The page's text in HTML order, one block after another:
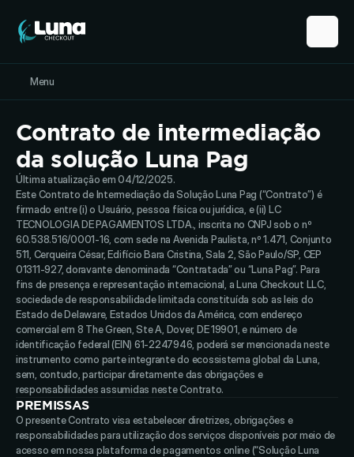
Contrato de intermediação
da solução Luna Pag
Última atualização em 04/12/2025.
Este Contrato de Intermediação da Solução Luna Pag (“Contrato”) é
firmado entre (i) o Usuário, pessoa física ou jurídica, e (ii) LC
TECNOLOGIA DE PAGAMENTOS LTDA., inscrita no CNPJ sob o nº
60.538.516/0001-16, com sede na Avenida Paulista, nº 1.471, Conjunto
511, Cerqueira César, Edifício Bara Cristina, Sala 2, São Paulo/SP, CEP
01311-927, doravante denominada “Contratada” ou “Luna Pag”. Para
fins de presença e representação internacional, a Luna Checkout LLC,
sociedade de responsabilidade limitada constituída sob as leis do
Estado de Delaware, Estados Unidos da América, com endereço
comercial em 8 The Green, Ste A, Dover, DE 19901, e número de
identificação federal (EIN) 61-2247946, poderá ser mencionada neste
instrumento como parte integrante do ecossistema global da Luna,
sem, contudo, participar diretamente das obrigações e
responsabilidades assumidas neste Contrato.
PREMISSAS
O presente Contrato visa estabelecer diretrizes, obrigações e
responsabilidades para utilização dos serviços disponíveis por meio de
acesso em nossa plataforma de pagamentos online (“Solução Luna
Menu